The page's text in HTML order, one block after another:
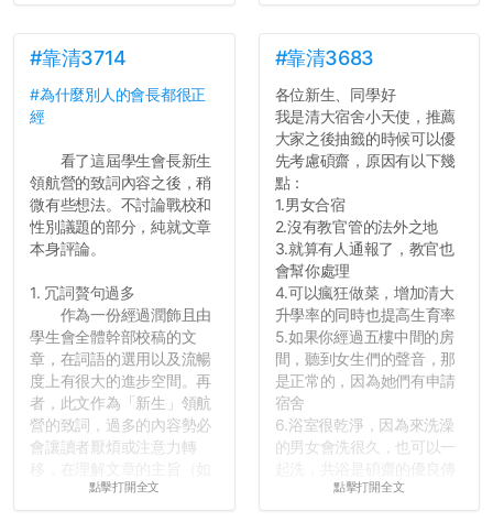
長作弊的風氣。
反正老人我明天就要搬離新
竹，之後如何發展與我無
關，就當最後一天發個牢騷
吧XD，祝學弟妹們修課順利
~~...
#靠清3714
#為什麼別人的會長都很正
經
看了這屆學生會長新生
領航營的致詞內容之後，稍
微有些想法。不討論戰校和
性別議題的部分，純就文章
本身評論。
1. 冗詞贅句過多
作為一份經過潤飾且由
學生會全體幹部校稿的文
章，在詞語的選用以及流暢
度上有很大的進步空間。再
者，此文作為「新生」領航
營的致詞，過多的內容勢必
會讓讀者厭煩或注意力轉
移，在理解文章的主旨（如
果有的話）前就失去興趣。
點擊打開全文
#靠清3683
各位新生、同學好
我是清大宿舍小天使，推薦
大家之後抽籤的時候可以優
先考慮碩齋，原因有以下幾
點：
1.男女合宿
2.沒有教官管的法外之地
3.就算有人通報了，教官也
會幫你處理
4.可以瘋狂做菜，增加清大
升學率的同時也提高生育率
5.如果你經過五樓中間的房
間，聽到女生們的聲音，那
是正常的，因為她們有申請
宿舍
6.浴室很乾淨，因為來洗澡
的男女會洗很久，也可以一
點擊打開全文